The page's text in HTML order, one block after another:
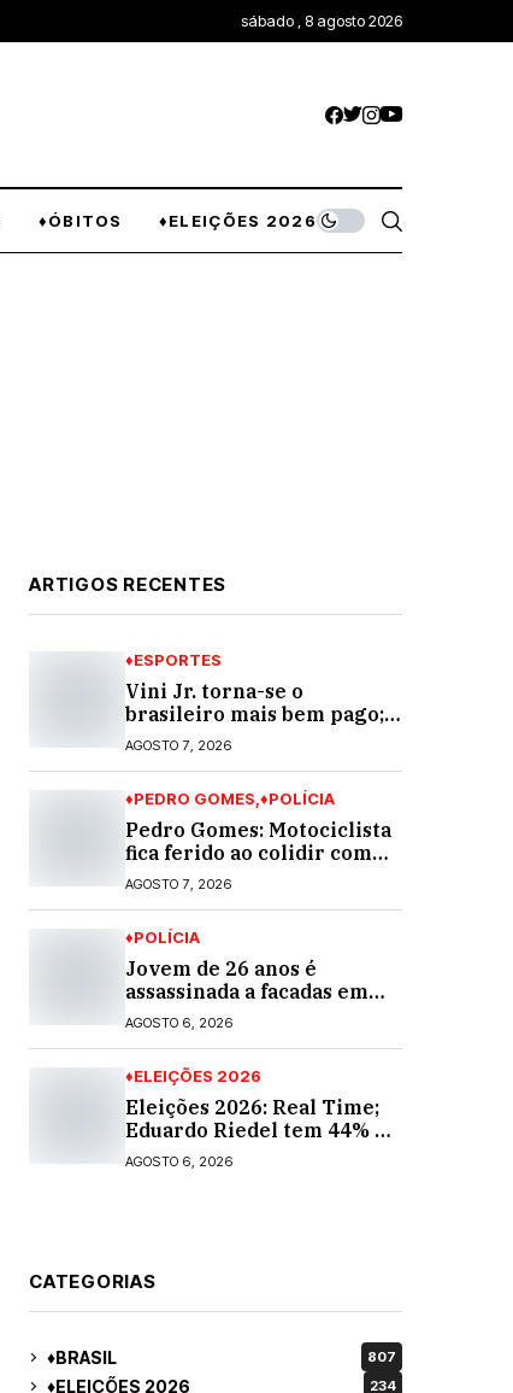
sábado , 8 agosto 2026
♦ÓBITOS ♦ELEIÇÕES 2026
ARTIGOS RECENTES
♦ESPORTES
Vini Jr. torna-se o
brasileiro mais bem pago;
veja o top 10
AGOSTO 7, 2026
♦PEDRO GOMES ♦POLÍCIA
Pedro Gomes: Motociclista
fica ferido ao colidir com
automóvel na Av. Diva
Araújo; ele não tinha CNH
AGOSTO 7, 2026
♦POLÍCIA
Jovem de 26 anos é
assassinada a facadas em
Rio Verde de Mato Grosso;
suspeito é procurado
AGOSTO 6, 2026
♦ELEIÇÕES 2026
Eleições 2026: Real Time;
Eduardo Riedel tem 44% e
Fábio Trad, 25%, no 1º
turno para o governo do
AGOSTO 6, 2026
CATEGORIAS
♦BRASIL 807
♦ELEIÇÕES 2026 234